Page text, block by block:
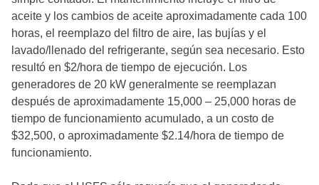
aceite y los cambios de aceite aproximadamente cada 100
horas, el reemplazo del filtro de aire, las bujías y el
lavado/llenado del refrigerante, según sea necesario. Esto
resultó en $2/hora de tiempo de ejecución. Los
generadores de 20 kW generalmente se reemplazan
después de aproximadamente 15,000 – 25,000 horas de
tiempo de funcionamiento acumulado, a un costo de
$32,500, o aproximadamente $2.14/hora de tiempo de
funcionamiento.